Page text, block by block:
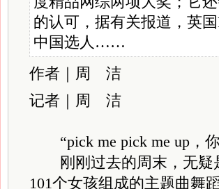
的认可，据有关报道，英
中国选人……
作者｜周 洁
记者｜周 洁
“pick me pick me up，
刚刚过去的周末，无疑
101个女孩组成的主题曲舞